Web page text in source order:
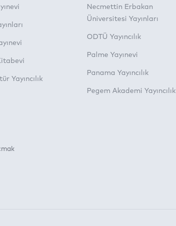
Yayıncılık
Necmettin Erbakan
Üniversitesi Yayınları
ODTÜ Yayıncılık
Palme Yayınevi
Panama Yayıncılık
Pegem Akademi Yayıncılık